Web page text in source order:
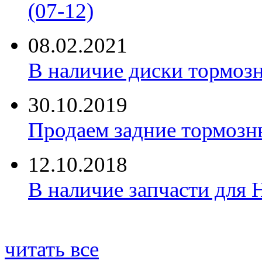
(07-12)
08.02.2021
В наличие диски
30.10.2019
Продаем задние
12.10.2018
В наличие запчасти для
читать все